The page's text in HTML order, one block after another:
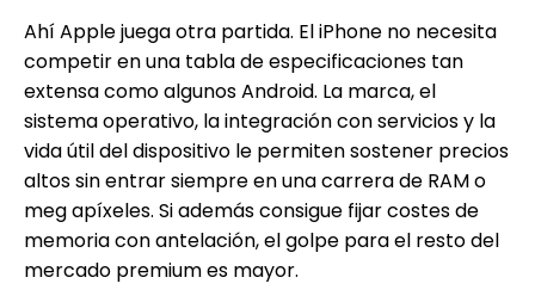
Ahí Apple juega otra partida. El iPhone no necesita
competir en una tabla de especificaciones tan
extensa como algunos Android. La marca, el
sistema operativo, la integración con servicios y la
vida útil del dispositivo le permiten sostener precios
altos sin entrar siempre en una carrera de RAM o
meg apíxeles. Si además consigue fijar costes de
memoria con antelación, el golpe para el resto del
mercado premium es mayor.